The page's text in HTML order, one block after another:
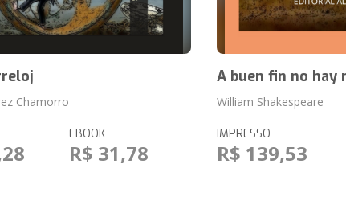
Chamorro
EBOOK
R$ 31,78
A buen fin no hay
William Shakespeare
IMPRESSO
R$ 139,53